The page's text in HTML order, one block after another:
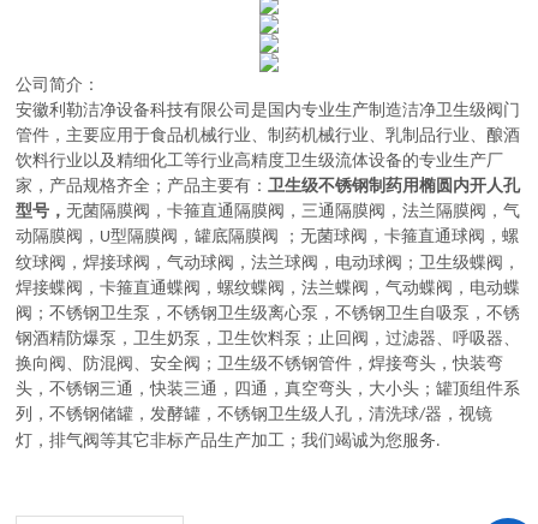
公司简介：
安徽利勒洁净设备科技有限公司是 国内专业生产制造洁净卫生级阀门
管件，主要应用于食品机械行业、制药机械行业、乳制品行业、酿酒
饮料行业以及精细化工等行业高精度卫生级流体设备的专业生产厂
家， 产品规格齐全；产品主要有：卫生级不锈钢制药用椭圆内开人孔
型号，无菌隔膜阀 ，卡箍直通隔膜阀，三通隔膜阀，法兰隔膜阀，气
动隔膜阀， U型隔膜阀，罐底隔膜阀 ；无菌球阀 ，卡箍直通球阀，螺
纹球阀，焊接球阀，气动球阀，法兰球阀，电动球阀 ；卫生级蝶阀 ，
焊接蝶阀，卡箍直通蝶阀，螺纹蝶阀，法兰蝶阀，气动蝶阀，电动蝶
阀 ；不锈钢卫生泵 ，不锈钢卫生级离心泵，不锈钢卫生自吸泵，不锈
钢酒精防爆泵，卫生奶泵，卫生饮料泵 ； 止回阀，过滤器、呼吸器、
换向阀、防混阀、安全阀 ；卫生级不锈钢管件 ，焊接弯头，快装弯
头，不锈钢三通，快装三通，四通，真空弯头，大小头 ；罐顶组件系
列 ，不锈钢储罐，发酵罐，不锈钢卫生级人孔，清洗球/器，视镜
灯，排气阀等其它非标产品生产加工 ；我们竭诚为您服务.